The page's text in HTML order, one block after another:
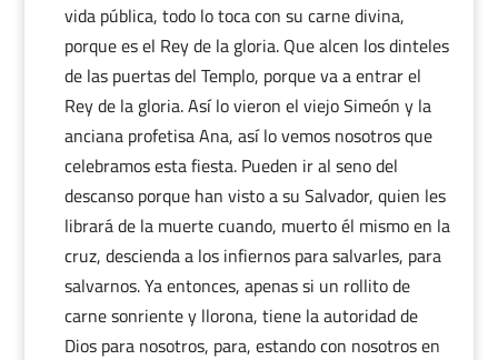
vida pública, todo lo toca con su carne divina,
porque es el Rey de la gloria. Que alcen los dinteles
de las puertas del Templo, porque va a entrar el
Rey de la gloria. Así lo vieron el viejo Simeón y la
anciana profetisa Ana, así lo vemos nosotros que
celebramos esta fiesta. Pueden ir al seno del
descanso porque han visto a su Salvador, quien les
librará de la muerte cuando, muerto él mismo en la
cruz, descienda a los infiernos para salvarles, para
salvarnos. Ya entonces, apenas si un rollito de
carne sonriente y llorona, tiene la autoridad de
Dios para nosotros, para, estando con nosotros en